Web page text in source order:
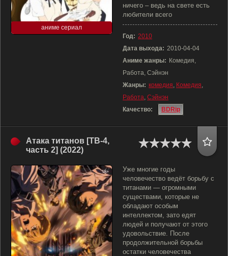
аниме сериал
ничего – ведь на свете есть
любители всего
Год: 2010
Дата выхода: 2010-04-04
Аниме жанры: Комедия,
Работа, Сэйнэн
Жанры: комедия, Комедия,
Работа, Сэйнэн
Качество:
BDRip
Атака титанов [ТВ-4,
часть 2] (2022)
Уже многие годы
человечество ведёт борьбу с
титанами — огромными
существами, которые не
обладают особым
интеллектом, зато едят
людей и получают от этого
удовольствие. После
продолжительной борьбы
остатки человечества